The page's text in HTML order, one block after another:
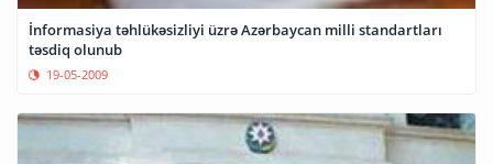
İnformasiya təhlükəsizliyi üzrə Azərbaycan milli standartları
təsdiq olunub
19-05-2009